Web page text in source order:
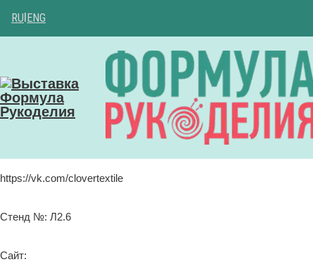
RU ENG
https://vk.com/clovertextile
Стенд №: Л2.6
Сайт: